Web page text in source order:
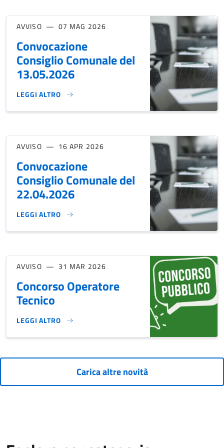
AVVISO 07 MAG 2026
Convocazione
Consiglio Comunale del
13.05.2026
LEGGI ALTRO
CONVOCAZIONE CONSIGLIO COMUNALE DEL 13.05.2026}
AVVISO 16 APR 2026
Convocazione
Consiglio Comunale del
22.04.2026
LEGGI ALTRO
CONVOCAZIONE CONSIGLIO COMUNALE DEL 22.04.2026}
AVVISO 31 MAR 2026
Concorso Operatore
Tecnico
LEGGI ALTRO
CONCORSO OPERATORE TECNICO}
Carica altre novità